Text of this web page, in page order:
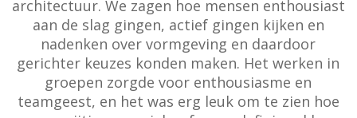
architectuur. We zagen hoe mensen enthousiast
aan de slag gingen, actief gingen kijken en
nadenken over vormgeving en daardoor
gerichter keuzes konden maken. Het werken in
groepen zorgde voor enthousiasme en
teamgeest, en het was erg leuk om te zien hoe